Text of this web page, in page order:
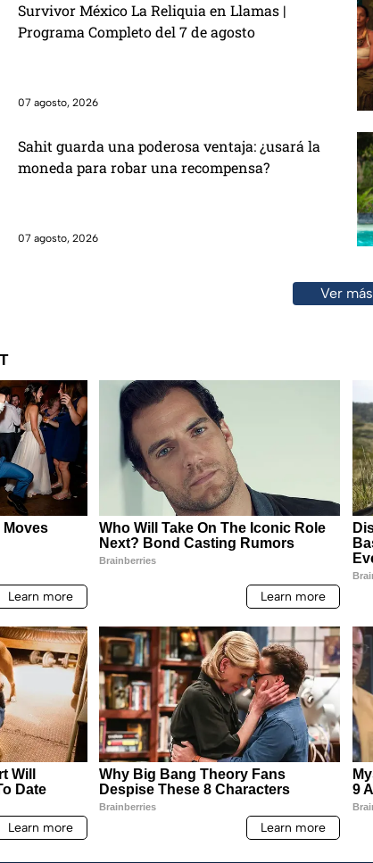
Survivor México La Reliquia en Llamas |
Programa Completo del 7 de agosto
07 agosto, 2026
Sahit guarda una poderosa ventaja: ¿usará la
moneda para robar una recompensa?
07 agosto, 2026
Ver más